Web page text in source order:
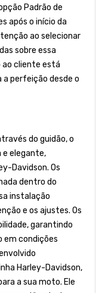
Padrão de
após o início da
ao selecionar
sobre essa
ao cliente está
perfeição desde o
do guidão, o
e elegante,
Davidson. Os
dentro do
instalação
e os ajustes. Os
garantindo
em condições
Harley-Davidson,
a sua moto. Ele